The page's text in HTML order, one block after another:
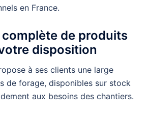
en France.
de produits
disposition
à ses clients une large
de forage, disponibles sur stock
aux besoins des chantiers.